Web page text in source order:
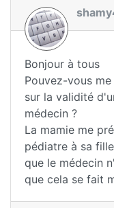
Bonjour à tous
Pouvez-vous
sur la validité
médecin ?
La mamie me
pédiatre à sa
que le médecin
que cela se fait